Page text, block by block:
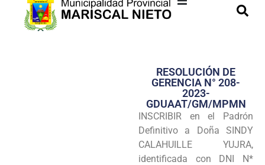
Transparencia
Seguridad
Programas
Intranet
RESOLUCIÓN DE
GERENCIA N° 208-
2023-
GDUAAT/GM/MPMN
INSCRIBIR en el Padrón
Definitivo a Doña SINDY
CALAHUILLE YUJRA,
identificada con DNI N*